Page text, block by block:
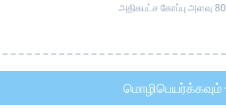
அதிகபட்ச கோப்பு அளவு
மொழிபெயர்க்கவும்